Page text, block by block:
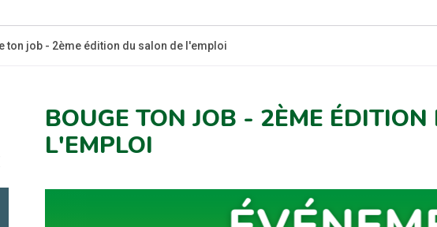
ton job - 2ème édition du salon de l'emploi
BOUGE TON JOB - 2ÈME
L'EMPLOI